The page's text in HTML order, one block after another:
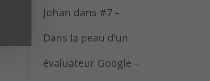
Johan dans #7 –
Dans la peau d’un
évaluateur Google –